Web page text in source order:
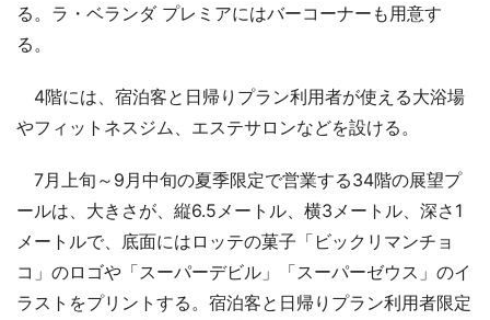
る。ラ・ベランダ プレミアにはバーコーナーも用意す
る。
4階には、宿泊客と日帰りプラン利用者が使える大浴場
やフィットネスジム、エステサロンなどを設ける。
7月上旬～9月中旬の夏季限定で営業する34階の展望プ
ールは、大きさが、縦6.5メートル、横3メートル、深さ1
メートルで、底面にはロッテの菓子「ビックリマンチョ
コ」のロゴや「スーパーデビル」「スーパーゼウス」のイ
ラストをプリントする。宿泊客と日帰りプラン利用者限定